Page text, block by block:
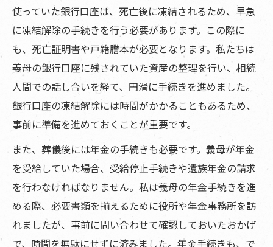
使っていた銀行口座は、死亡後に凍結されるため、早急
に凍結解除の手続きを行う必要があります。この際に
も、死亡証明書や戸籍謄本が必要となります。私たちは
義母の銀行口座に残されていた資産の整理を行い、相続
人間での話し合いを経て、円滑に手続きを進めました。
銀行口座の凍結解除には時間がかかることもあるため、
事前に準備を進めておくことが重要です。
また、葬儀後には年金の手続きも必要です。義母が年金
を受給していた場合、受給停止手続きや遺族年金の請求
を行わなければなりません。私は義母の年金手続きを進
める際、必要書類を揃えるために役所や年金事務所を訪
れましたが、事前に問い合わせて確認しておいたおかげ
で、時間を無駄にせずに済みました。年金手続きも、で